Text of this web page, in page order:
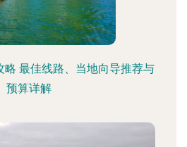
略 最佳线路、当地向导推荐与
预算详解